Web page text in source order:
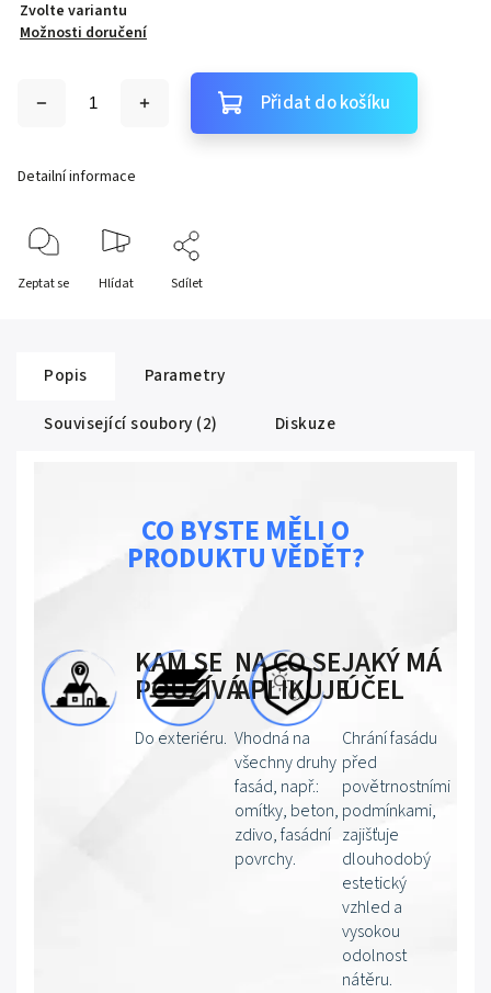
Zvolte variantu
Možnosti doručení
Přidat do košíku
Detailní informace
Zeptat se Hlídat Sdílet
Popis
Parametry
Související soubory (2)
Diskuze
CO BYSTE MĚLI O
PRODUKTU VĚDĚT?
KAM SE
POUŽÍVÁ
Do exteriéru.
NA CO SE
APLIKUJE
Vhodná na
všechny druhy
fasád, např.:
omítky, beton,
zdivo, fasádní
povrchy.
JAKÝ MÁ
ÚČEL
Chrání fasádu
před
povětrnostními
podmínkami,
zajišťuje
dlouhodobý
estetický
vzhled a
vysokou
odolnost
nátěru.